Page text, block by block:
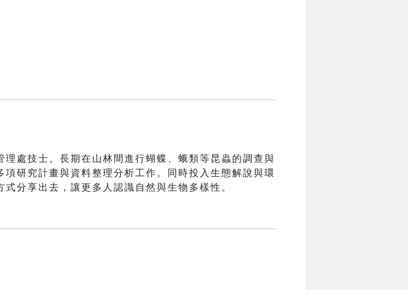
處技士。長期在山林間進行蝴蝶、蛾類等昆蟲的調查與
研究計畫與資料整理分析工作。同時投入生態解說與環
分享出去，讓更多人認識自然與生物多樣性。